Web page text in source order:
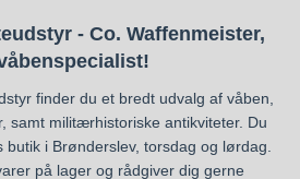
- Co. Waffenmeister,
finder du et bredt udvalg af våben,
samt militærhistoriske antikviteter. Du
i Brønderslev, torsdag og lørdag.
på lager og rådgiver dig gerne